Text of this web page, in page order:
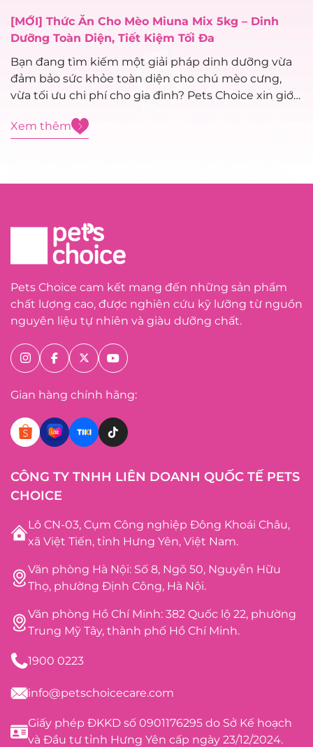
[MỚI] Thức Ăn Cho Mèo Miuna Mix 5kg – Dinh
Dưỡng Toàn Diện, Tiết Kiệm Tối Đa
Bạn đang tìm kiếm một giải pháp dinh dưỡng vừa
đảm bảo sức khỏe toàn diện cho chú mèo cưng,
vừa tối ưu chi phí cho gia đình? Pets Choice xin giới
cho mèo Miuna Mix 5kg – dòng...
Xem thêm
Pets Choice cam kết mang đến những sản phẩm
chất lượng cao, được nghiên cứu kỹ lưỡng từ nguồn
nguyên liệu tự nhiên và giàu dưỡng chất.
Gian hàng chính hãng:
CÔNG TY TNHH LIÊN DOANH QUỐC TẾ PETS
CHOICE
Lô CN-03, Cụm Công nghiệp Đông Khoái Châu,
xã Việt Tiến, tỉnh Hưng Yên, Việt Nam.
Văn phòng Hà Nội: Số 8, Ngõ 50, Nguyễn Hữu
Thọ, phường Định Công, Hà Nội.
Văn phòng Hồ Chí Minh: 382 Quốc lộ 22, phường
Trung Mỹ Tây, thành phố Hồ Chí Minh.
1900 0223
info@petschoicecare.com
Giấy phép ĐKKD số 0901176295 do Sở Kế hoạch
và Đầu tư tỉnh Hưng Yên cấp ngày 23/12/2024.